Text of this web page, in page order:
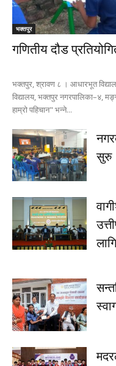
भक्तपुर
गणितीय दौड
भक्तपुर, श्रावण ८ । आधारभूत
विद्यालय, भक्तपुर नगरपालिका–४,
हाम्रो पहिचान" भन्ने...
सुरु